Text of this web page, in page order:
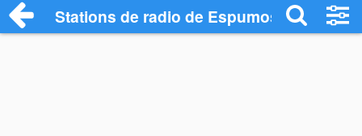
Stations de radio de Espumoso